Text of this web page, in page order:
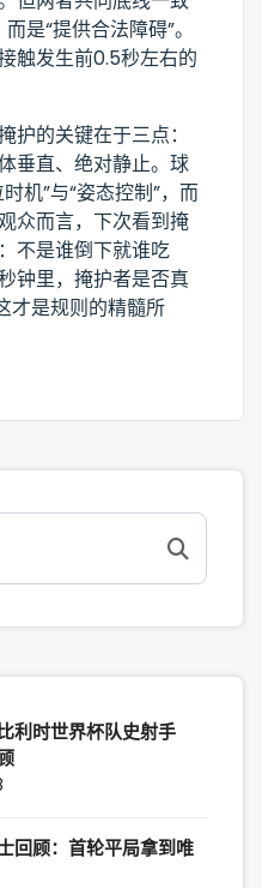
是“提供合法障碍”。
触发生前0.5秒左右的
护的关键在于三点：
垂直、绝对静止。球
机”与“姿态控制”，而
众而言，下次看到掩
不是谁倒下就谁吃
钟里，掩护者是否真
才是规则的精髓所
利时世界杯队史射手
回顾：首轮平局拿到唯